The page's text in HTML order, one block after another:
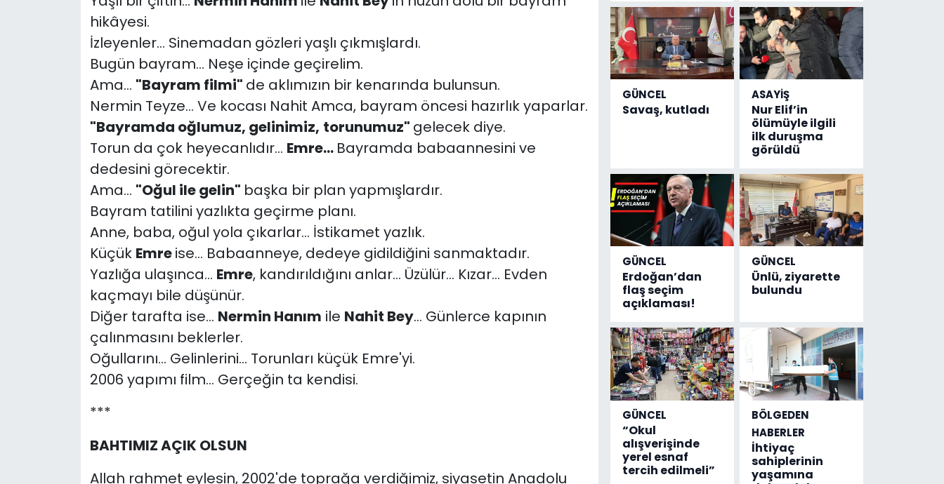
hikâyesi.
İzleyenler... Sinemadan gözleri yaşlı çıkmışlardı.
Bugün bayram... Neşe içinde geçirelim.
Ama... "Bayram filmi" de aklımızın bir kenarında bulunsun.
Nermin Teyze... Ve kocası Nahit Amca, bayram öncesi hazırlık yaparlar.
"Bayramda oğlumuz, gelinimiz, torunumuz" gelecek diye.
Torun da çok heyecanlıdır... Emre... Bayramda babaannesini ve
dedesini görecektir.
Ama... "Oğul ile gelin" başka bir plan yapmışlardır.
Bayram tatilini yazlıkta geçirme planı.
Anne, baba, oğul yola çıkarlar... İstikamet yazlık.
Küçük Emreise... Babaanneye, dedeye gidildiğini sanmaktadır.
Yazlığa ulaşınca... Emre, kandırıldığını anlar... Üzülür... Kızar... Evden
kaçmayı bile düşünür.
Diğer tarafta ise... Nermin Hanım ile Nahit Bey... Günlerce kapının
çalınmasını beklerler.
Oğullarını... Gelinlerini... Torunları küçük Emre'yi.
2006 yapımı film... Gerçeğin ta kendisi.
***
BAHTIMIZ AÇIK OLSUN
Allah rahmet eylesin, 2002'de toprağa verdiğimiz, siyasetin Anadolu
GÜNCEL
Savaş, kutladı
ASAYİŞ
Nur Elif’in
ölümüyle ilgili
ilk duruşma
görüldü
GÜNCEL
Erdoğan’dan
flaş seçim
açıklaması!
GÜNCEL
Ünlü, ziyarette
bulundu
GÜNCEL
“Okul
alışverişinde
yerel esnaf
tercih edilmeli”
BÖLGEDEN
HABERLER
İhtiyaç
sahiplerinin
yaşamına